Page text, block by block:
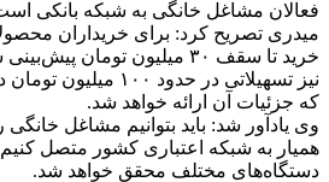
فعالان مشاغل خانگی به شبکه بانکی
میدری تصریح کرد: برای خریداران
خرید تا سقف ۳۰ میلیون تومان
نیز تسهیلاتی در حدود
که جزئیات آن ارائه خواهد شد.
وی یادآور شد: باید بتوانیم مشاغل
همیار به شبکه اعتباری کشور متصل
دستگاه‌های مختلف محقق خواهد شد.